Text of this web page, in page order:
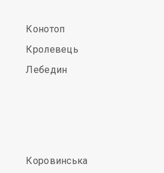
Конотоп
Кролевець
Лебедин
Коровинська